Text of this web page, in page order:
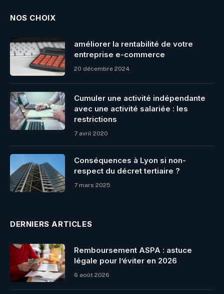
NOS CHOIX
améliorer la rentabilité de votre
entreprise e-commerce
20 décembre 2024
Cumuler une activité indépendante
avec une activité salariée : les
restrictions
7 avril 2020
Conséquences à Lyon si non-
respect du décret tertiaire ?
7 mars 2025
DERNIERS ARTICLES
Remboursement ASPA : astuce
légale pour l’éviter en 2026
6 août 2026